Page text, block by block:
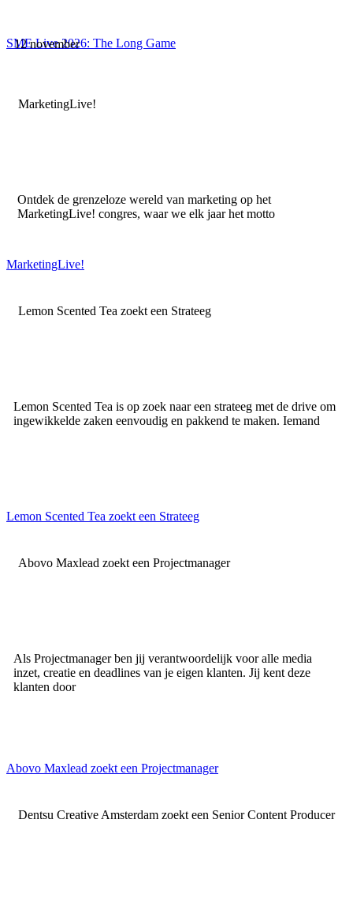
SME Live 2026: The Long Game
12 november
MarketingLive!
Ontdek de grenzeloze wereld van marketing op het
MarketingLive! congres, waar we elk jaar het motto
MarketingLive!
Lemon Scented Tea zoekt een Strateeg
Lemon Scented Tea is op zoek naar een strateeg met de drive om
ingewikkelde zaken eenvoudig en pakkend te maken. Iemand
Lemon Scented Tea zoekt een Strateeg
Abovo Maxlead zoekt een Projectmanager
Als Projectmanager ben jij verantwoordelijk voor alle media
inzet, creatie en deadlines van je eigen klanten. Jij kent deze
klanten door
Abovo Maxlead zoekt een Projectmanager
Dentsu Creative Amsterdam zoekt een Senior Content Producer